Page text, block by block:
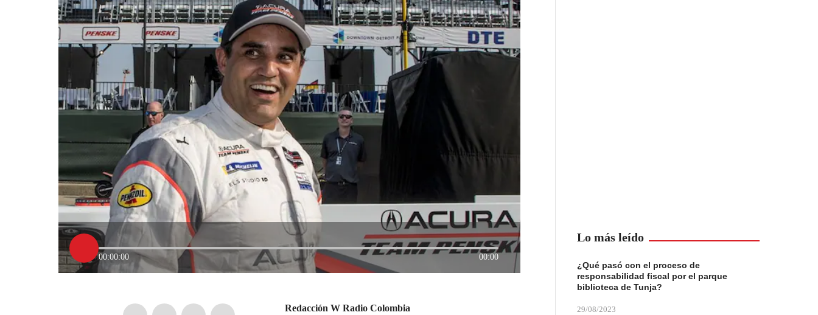
00:00:00 00:00
Redacción W Radio Colombia
Lo más leído
¿Qué pasó con el proceso de
responsabilidad fiscal por el parque
biblioteca de Tunja?
29/08/2023